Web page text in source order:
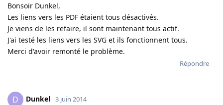
Bonsoir Dunkel,
Les liens vers les PDF étaient tous désactivés.
Je viens de les refaire, il sont maintenant tous actif.
J'ai testé les liens vers les SVG et ils fonctionnent tous.
Merci d'avoir remonté le problème.
Répondre
D Dunkel 3 juin 2014